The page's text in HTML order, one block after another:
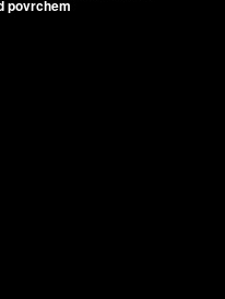
povrchem